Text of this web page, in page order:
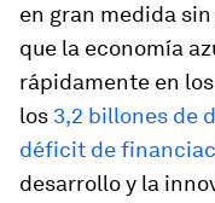
en gran medida
que la economía
rápidamente en
los 3,2 billones de
déficit de
desarrollo y la